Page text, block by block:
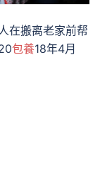
在搬离老家前帮
包養18年4月